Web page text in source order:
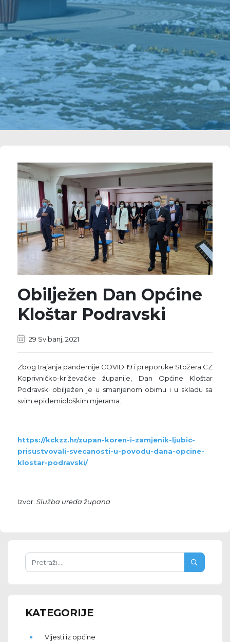
Obilježen Dan Općine
Kloštar Podravski
29 Svibanj, 2021
Zbog trajanja pandemije COVID 19 i preporuke Stožera CZ
Koprivničko-križevačke županije, Dan Općine Kloštar
Podravski obilježen je u smanjenom obimu i u skladu sa
svim epidemiološkim mjerama.
https://kckzz.hr/zupan-koren-i-zamjenik-ljubic-
prisustvovali-svecanosti-u-povodu-dana-opcine-
klostar-podravski/
Izvor: Služba ureda župana
KATEGORIJE
Vijesti iz općine